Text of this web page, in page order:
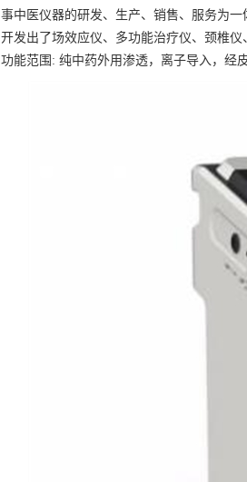
事中医仪器的研发、生产、销售、服务为
开发出了场效应仪、多功能治疗仪、颈椎仪
功能范围: 纯中药外用渗透，离子导入，经